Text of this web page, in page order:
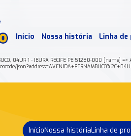
Início Nossa história Linha
04UR 1 - IBURA RECIFE PE 51280-000 [name]
InícioNossa históriaLinha de